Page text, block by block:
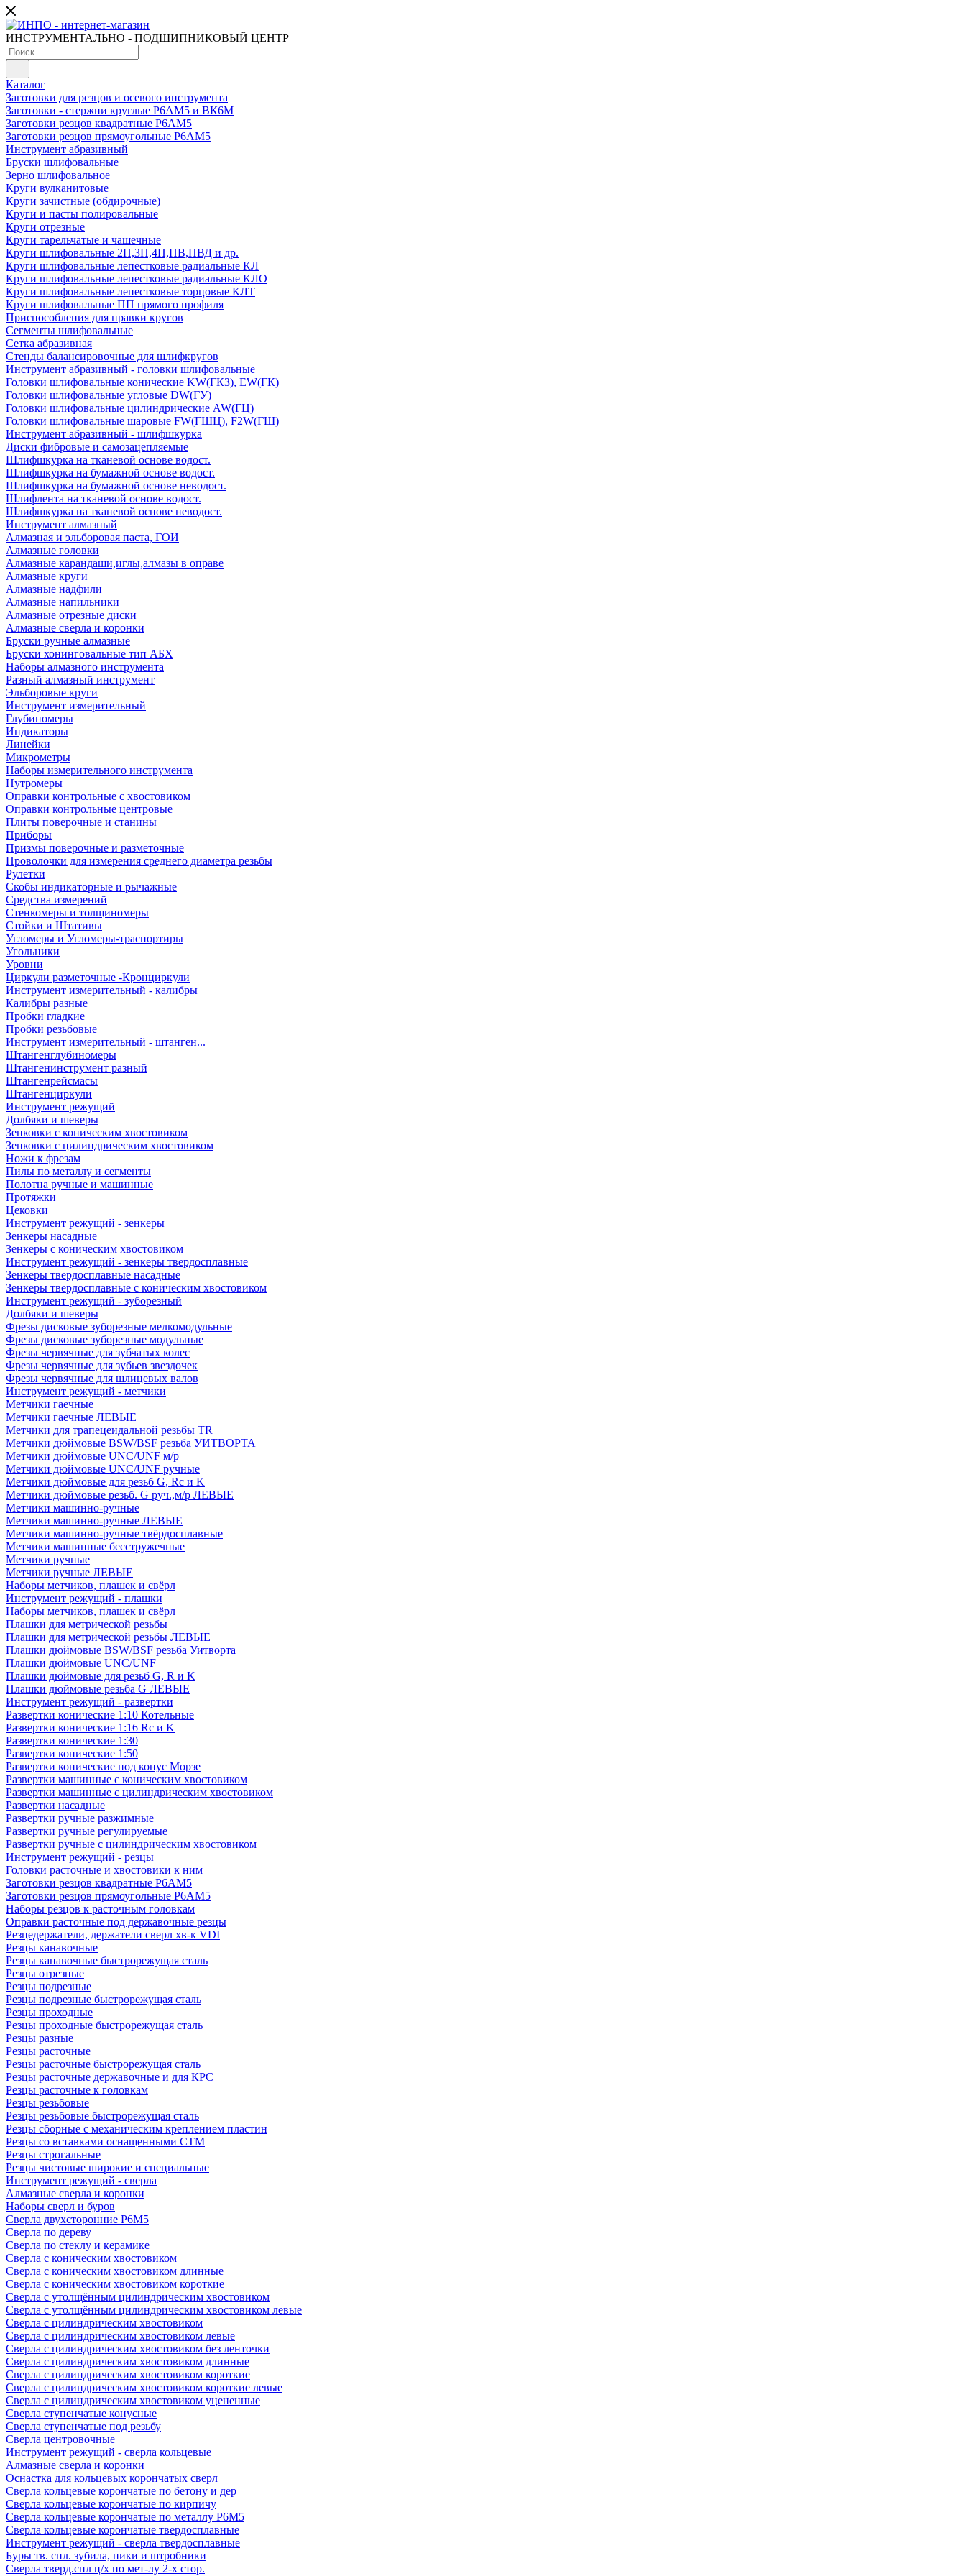
ИНСТРУМЕНТАЛЬНО - ПОДШИПНИКОВЫЙ ЦЕНТР
Каталог
Заготовки для резцов и осевого инструмента
Заготовки - стержни круглые Р6АМ5 и ВК6М
Заготовки резцов квадратные Р6АМ5
Заготовки резцов прямоугольные Р6АМ5
Инструмент абразивный
Бруски шлифовальные
Зерно шлифовальное
Круги вулканитовые
Круги зачистные (обдирочные)
Круги и пасты полировальные
Круги отрезные
Круги тарельчатые и чашечные
Круги шлифовальные 2П,3П,4П,ПВ,ПВД и др.
Круги шлифовальные лепестковые радиальные КЛ
Круги шлифовальные лепестковые радиальные КЛО
Круги шлифовальные лепестковые торцовые КЛТ
Круги шлифовальные ПП прямого профиля
Приспособления для правки кругов
Сегменты шлифовальные
Сетка абразивная
Стенды балансировочные для шлифкругов
Инструмент абразивный - головки шлифовальные
Головки шлифовальные конические KW(ГКЗ), EW(ГК)
Головки шлифовальные угловые DW(ГУ)
Головки шлифовальные цилиндрические AW(ГЦ)
Головки шлифовальные шаровые FW(ГШЦ), F2W(ГШ)
Инструмент абразивный - шлифшкурка
Диски фибровые и самозацепляемые
Шлифшкурка на тканевой основе водост.
Шлифшкурка на бумажной основе водост.
Шлифшкурка на бумажной основе неводост.
Шлифлента на тканевой основе водост.
Шлифшкурка на тканевой основе неводост.
Инструмент алмазный
Алмазная и эльборовая паста, ГОИ
Алмазные головки
Алмазные карандаши,иглы,алмазы в оправе
Алмазные круги
Алмазные надфили
Алмазные напильники
Алмазные отрезные диски
Алмазные сверла и коронки
Бруски ручные алмазные
Бруски хонинговальные тип АБХ
Наборы алмазного инструмента
Разный алмазный инструмент
Эльборовые круги
Инструмент измерительный
Глубиномеры
Индикаторы
Линейки
Микрометры
Наборы измерительного инструмента
Нутромеры
Оправки контрольные с хвостовиком
Оправки контрольные центровые
Плиты поверочные и станины
Приборы
Призмы поверочные и разметочные
Проволочки для измерения среднего диаметра резьбы
Рулетки
Скобы индикаторные и рычажные
Средства измерений
Стенкомеры и толщиномеры
Стойки и Штативы
Угломеры и Угломеры-траспортиры
Угольники
Уровни
Циркули разметочные -Кронциркули
Инструмент измерительный - калибры
Калибры разные
Пробки гладкие
Пробки резьбовые
Инструмент измерительный - штанген...
Штангенглубиномеры
Штангенинструмент разный
Штангенрейсмасы
Штангенциркули
Инструмент режущий
Долбяки и шеверы
Зенковки с коническим хвостовиком
Зенковки с цилиндрическим хвостовиком
Ножи к фрезам
Пилы по металлу и сегменты
Полотна ручные и машинные
Протяжки
Цековки
Инструмент режущий - зенкеры
Зенкеры насадные
Зенкеры с коническим хвостовиком
Инструмент режущий - зенкеры твердосплавные
Зенкеры твердосплавные насадные
Зенкеры твердосплавные с коническим хвостовиком
Инструмент режущий - зуборезный
Долбяки и шеверы
Фрезы дисковые зуборезные мелкомодульные
Фрезы дисковые зуборезные модульные
Фрезы червячные для зубчатых колес
Фрезы червячные для зубьев звездочек
Фрезы червячные для шлицевых валов
Инструмент режущий - метчики
Метчики гаечные
Метчики гаечные ЛЕВЫЕ
Метчики для трапецеидальной резьбы TR
Метчики дюймовые BSW/BSF резьба УИТВОРТА
Метчики дюймовые UNC/UNF м/р
Метчики дюймовые UNC/UNF ручные
Метчики дюймовые для резьб G, Rc и K
Метчики дюймовые резьб. G руч.,м/р ЛЕВЫЕ
Метчики машинно-ручные
Метчики машинно-ручные ЛЕВЫЕ
Метчики машинно-ручные твёрдосплавные
Метчики машинные бесстружечные
Метчики ручные
Метчики ручные ЛЕВЫЕ
Наборы метчиков, плашек и свёрл
Инструмент режущий - плашки
Наборы метчиков, плашек и свёрл
Плашки для метрической резьбы
Плашки для метрической резьбы ЛЕВЫЕ
Плашки дюймовые BSW/BSF резьба Уитворта
Плашки дюймовые UNC/UNF
Плашки дюймовые для резьб G, R и K
Плашки дюймовые резьба G ЛЕВЫЕ
Инструмент режущий - развертки
Развертки конические 1:10 Котельные
Развертки конические 1:16 Rc и K
Развертки конические 1:30
Развертки конические 1:50
Развертки конические под конус Морзе
Развертки машинные с коническим хвостовиком
Развертки машинные с цилиндрическим хвостовиком
Развертки насадные
Развертки ручные разжимные
Развертки ручные регулируемые
Развертки ручные с цилиндрическим хвостовиком
Инструмент режущий - резцы
Головки расточные и хвостовики к ним
Заготовки резцов квадратные Р6АМ5
Заготовки резцов прямоугольные Р6АМ5
Наборы резцов к расточным головкам
Оправки расточные под державочные резцы
Резцедержатели, держатели сверл хв-к VDI
Резцы канавочные
Резцы канавочные быстрорежущая сталь
Резцы отрезные
Резцы подрезные
Резцы подрезные быстрорежущая сталь
Резцы проходные
Резцы проходные быстрорежущая сталь
Резцы разные
Резцы расточные
Резцы расточные быстрорежущая сталь
Резцы расточные державочные и для КРС
Резцы расточные к головкам
Резцы резьбовые
Резцы резьбовые быстрорежущая сталь
Резцы сборные с механическим креплением пластин
Резцы со вставками оснащенными СТМ
Резцы строгальные
Резцы чистовые широкие и специальные
Инструмент режущий - сверла
Алмазные сверла и коронки
Наборы сверл и буров
Сверла двухсторонние Р6М5
Сверла по дереву
Сверла по стеклу и керамике
Сверла с коническим хвостовиком
Сверла с коническим хвостовиком длинные
Сверла с коническим хвостовиком короткие
Сверла с утолщённым цилиндрическим хвостовиком
Сверла с утолщённым цилиндрическим хвостовиком левые
Сверла с цилиндрическим хвостовиком
Сверла с цилиндрическим хвостовиком левые
Сверла с цилиндрическим хвостовиком без ленточки
Сверла с цилиндрическим хвостовиком длинные
Сверла с цилиндрическим хвостовиком короткие
Сверла с цилиндрическим хвостовиком короткие левые
Сверла с цилиндрическим хвостовиком уцененные
Сверла ступенчатые конусные
Сверла ступенчатые под резьбу
Сверла центровочные
Инструмент режущий - сверла кольцевые
Алмазные сверла и коронки
Оснастка для кольцевых корончатых сверл
Сверла кольцевые корончатые по бетону и дер
Сверла кольцевые корончатые по кирпичу
Сверла кольцевые корончатые по металлу Р6М5
Сверла кольцевые корончатые твердосплавные
Инструмент режущий - сверла твердосплавные
Буры тв. спл. зубила, пики и штробники
Сверла тверд.спл ц/х по мет-лу 2-х стор.